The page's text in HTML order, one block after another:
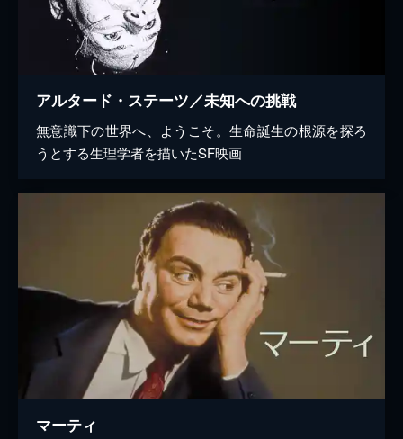
アルタード・ステーツ／未知への挑戦
無意識下の世界へ、ようこそ。生命誕生の根源を探ろ
うとする生理学者を描いたSF映画
マーティ